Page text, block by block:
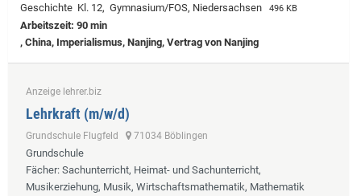
Geschichte Kl. 12, Gymnasium/FOS, Niedersachsen 496 KB
Arbeitszeit: 90 min
, China, Imperialismus, Nanjing, Vertrag von Nanjing
Anzeige lehrer.biz
Lehrkraft (m/w/d)
Grundschule Flugfeld 71034 Böblingen
Grundschule
Fächer: Sachunterricht, Heimat- und Sachunterricht,
Musikerziehung, Musik, Wirtschaftsmathematik, Mathematik